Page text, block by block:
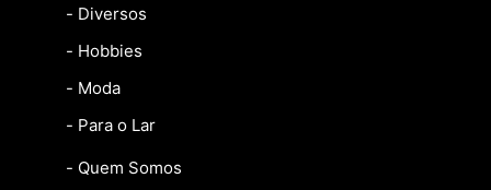
- Diversos
- Hobbies
- Moda
- Para o Lar
- Quem Somos